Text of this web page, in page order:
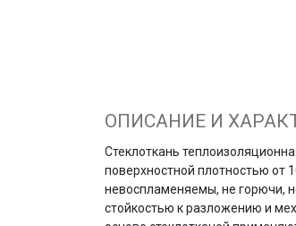
ОПИСАНИЕ И
Стеклоткань
поверхностной плотностью от
невоспламеняемы, не горючи,
стойкостью к разложению и